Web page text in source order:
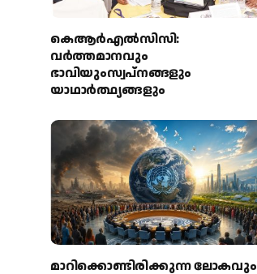
കെആര്‍എല്‍സിസി:
വര്‍ത്തമാനവും
ഭാവിയുംസ്വപ്നങ്ങളും
യാഥാര്‍ത്ഥ്യങ്ങളും
മാറിക്കൊണ്ടിരിക്കുന്ന ലോകവും